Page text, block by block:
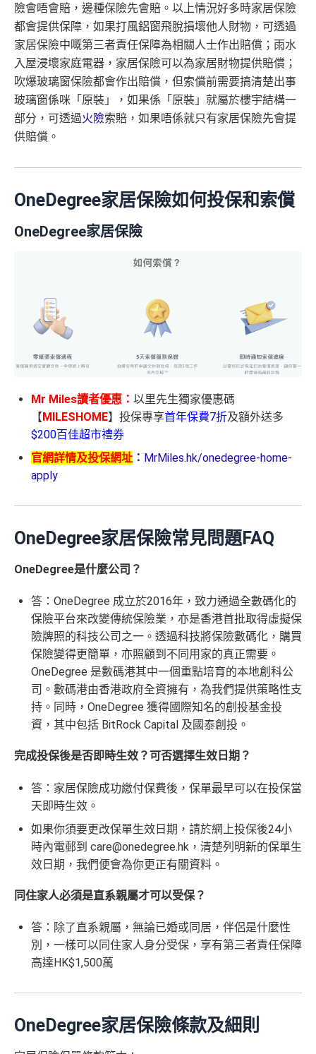
險會唔會賠，邊種保險先會賠。以上情況好多時家居保險
都會提供保障，如果打風鋁窗飛脫損壞他人財物，可透過
家居保險中嘅第三者責任保障為相關人士作出賠償；雨水
入屋浸壞家庭電器，家居保險可以為家居財物提供賠償；
吹爆玻璃窗保險都會作出賠償，但索償前需要搞清楚出事
玻璃窗係咪「原裝」，如果係「原裝」就屬於樓宇結構一
部分，可透過火險索賠，如果唔係就只有家居保險先會提
供賠償。
OneDegree家居保險如何投保和索償
OneDegree家居保險
Mr Miles讀者優惠： 以里先生獨家優惠碼
【MILESHOME】投保專享首年保費7折及額外送多
$200百佳超市禮券
官網詳情及投保網址 ： MrMiles.hk/onedegree-home-
apply
OneDegree家居保險常見問題FAQ
OneDegree是什麼公司？
答：OneDegree 成立於2016年，致力通過全數碼化的
保險平台來改變傳統保險業，亦是香港首批取得虛擬保
險牌照的科技公司之一。透過科技將保險數碼化，購買
保險變得更簡單，亦照顧到不同用家的真正需要。
OneDegree 是數碼港其中一個重點培育的本地創科公
司。數碼港由香港政府全資擁有，為我們提供策略性支
持。同時，OneDegree 獲得國際知名的創投基金投
資，其中包括 BitRock Capital 及國泰創投。
完成投保後是否即時生效？可否選擇生效日期？
答：家居保險成功繳付保費後，保單最早可以在投保當
天即時生效。
如果你須要更改保單生效日期，請於網上投保後24小
時內電郵到 care@onedegree.hk ，清楚列明新的保單生
效日期，我們便會為你更正有關資料。
同住家人必須是直系親屬才可以受保？
答：除了直系親屬，無論已婚或同居，伴侶是什麼性
別，一樣可以同住家人身分受保，享有第三者責任保障
高達HK$1,500萬
OneDegree家居保險條款及細則